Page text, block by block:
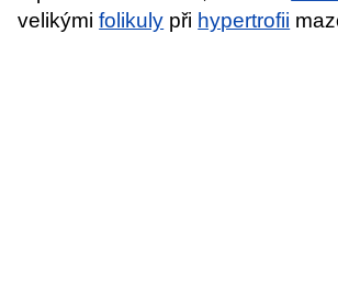
velikýmifolikuly při hypertrofii